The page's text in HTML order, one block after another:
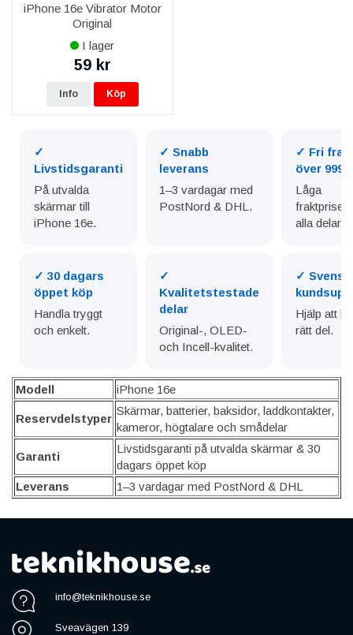
iPhone 16e Vibrator Motor
Original
I lager
59 kr
Info Köp
✓
Livstidsgaranti
På utvalda
skärmar till
iPhone 16e.
✓ Snabb
leverans
1–3 vardagar med
PostNord & DHL.
✓ Fri
över 999
Låga
fraktpriser
alla delar.
✓ 30 dagars
öppet köp
Handla tryggt
och enkelt.
✓
Kvalitetstestade
delar
Original-, OLED-
och Incell-kvalitet.
✓ Svensk
Hjälp att
rätt del.
Modell iPhone 16e
Reservdelstyper
Skärmar, batterier, baksidor, laddkontakter,
kameror, högtalare och smådelar
Garanti
Livstidsgaranti på utvalda skärmar & 30
dagars öppet köp
Leverans
1–3 vardagar med PostNord & DHL
info@teknikhouse.se
Sveavägen 139